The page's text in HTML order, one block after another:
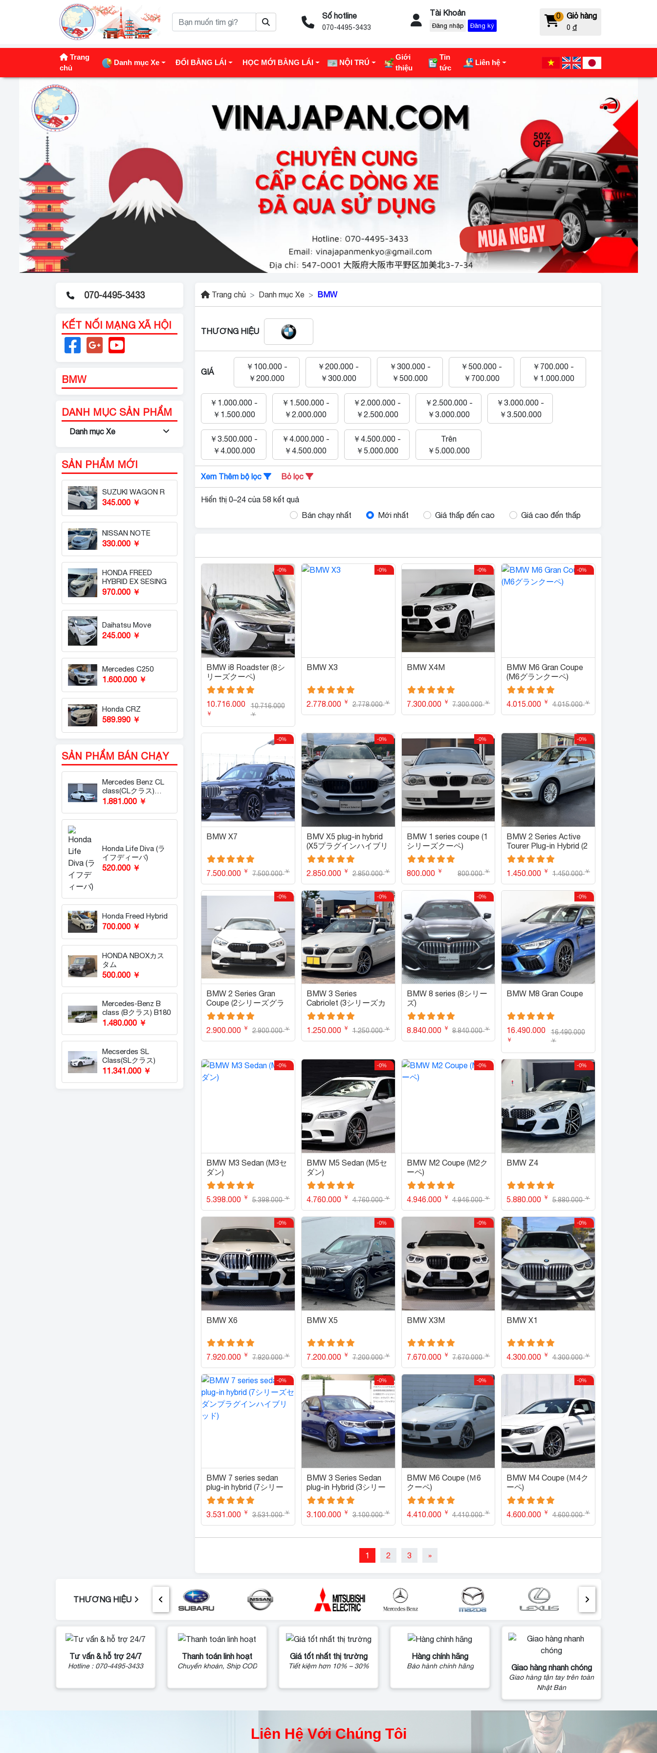
Số hotline
070-4495-3433
Tài Khoản
Đăng nhập Đăng ký
0 Giỏ hàng
0 đ
Trang
chủ
Danh mục Xe ĐỔI BẰNG LÁI HỌC MỚI BẰNG LÁI NỘI TRÚ
Giới
thiệu
Tin
tức
Liên hệ
KẾT NỐI MẠNG XÃ HỘI
BMW
DANH MỤC SẢN PHẨM
Danh mục Xe
SẢN PHẨM MỚI
SUZUKI WAGON R
345.000 ￥
NISSAN NOTE
330.000 ￥
HONDA FREED
HYBRID EX SESING
970.000 ￥
Daihatsu Move
245.000 ￥
Mercedes C250
1.600.000 ￥
Honda CRZ
589.990 ￥
SẢN PHẨM BÁN CHẠY
Mercedes Benz CL
class(CLクラス)
CL600
1.881.000 ￥
Honda Life Diva (ラ
イフディーバ)
520.000 ￥
Honda Freed Hybrid
700.000 ￥
HONDA NBOXカス
タム
500.000 ￥
Mercedes-Benz B
class (Bクラス) B180
1.480.000 ￥
Mecserdes SL
Class(SLクラス)
11.341.000 ￥
Trang chủ Danh mục Xe BMW
THƯƠNG HIỆU
GIÁ
￥100.000 -
￥200.000
￥200.000 -
￥300.000
￥300.000 -
￥500.000
￥500.000 -
￥700.000
￥700.000 -
￥1.000.000
￥1.000.000 -
￥1.500.000
￥1.500.000 -
￥2.000.000
￥2.000.000 -
￥2.500.000
￥2.500.000 -
￥3.000.000
￥3.000.000 -
￥3.500.000
￥3.500.000 -
￥4.000.000
￥4.000.000 -
￥4.500.000
￥4.500.000 -
￥5.000.000
Trên
￥5.000.000
Xem Thêm bộ lọc Bỏ lọc
Hiển thị 0–24 của 58 kết quả
Bán chạy nhất
Mới nhất Giá thấp đến cao Giá cao đến thấp
-0%
BMW i8 Roadster (8シ
リーズクーペ)
10.716.000
￥
10.716.000
￥
-0%
BMW X3
2.778.000￥
2.778.000 ￥
-0%
BMW X4M
7.300.000￥
7.300.000 ￥
-0%
BMW M6 Gran Coupe
(M6グランクーペ)
4.015.000￥
4.015.000 ￥
-0%
BMW X7
7.500.000￥
7.500.000 ￥
-0%
BMV X5 plug-in hybrid
(X5プラグインハイブリ
ッド)
2.850.000￥
2.850.000 ￥
-0%
BMW 1 series coupe (1
シリーズクーペ)
800.000￥
800.000 ￥
-0%
BMW 2 Series Active
Tourer Plug-in Hybrid (2
シリーズアクティブツ
アラープラグインハイ
ブリッド)
1.450.000￥
1.450.000 ￥
-0%
BMW 2 Series Gran
Coupe (2シリーズグラ
ンクーペ)
2.900.000￥
2.900.000 ￥
-0%
BMW 3 Series
Cabriolet (3シリーズカ
ブリオレ)
1.250.000￥
1.250.000 ￥
-0%
BMW 8 series (8シリー
ズ)
8.840.000￥
8.840.000 ￥
-0%
BMW M8 Gran Coupe
16.490.000
￥
16.490.000
￥
-0%
BMW M3 Sedan (M3セ
ダン)
5.398.000￥
5.398.000 ￥
-0%
BMW M5 Sedan (M5セ
ダン)
4.760.000￥
4.760.000 ￥
-0%
BMW M2 Coupe (M2ク
ーペ)
4.946.000￥
4.946.000 ￥
-0%
BMW Z4
5.880.000￥
5.880.000 ￥
-0%
BMW X6
7.920.000￥
7.920.000 ￥
-0%
BMW X5
7.200.000￥
7.200.000 ￥
-0%
BMW X3M
7.670.000￥
7.670.000 ￥
-0%
BMW X1
4.300.000￥
4.300.000 ￥
-0%
BMW 7 series sedan
plug-in hybrid (7シリー
ズセダンプラグインハ
イブリッド)
3.531.000￥
3.531.000 ￥
-0%
BMW 3 Series Sedan
plug-in Hybrid (3シリー
ズセダンプラグインハ
イブリッド)
3.100.000￥
3.100.000 ￥
-0%
BMW M6 Coupe (Ｍ6
クーペ)
4.410.000￥
4.410.000 ￥
-0%
BMW M4 Coupe (Ｍ4ク
ーペ)
4.600.000￥
4.600.000 ￥
1 2 3 »
THƯƠNG HIỆU
Tư vấn & hỗ trợ 24/7
Hotline : 070-4495-3433
Thanh toán linh hoạt
Chuyển khoản, Ship COD
Giá tốt nhất thị trường
Tiết kiệm hơn 10% – 30%
Hàng chính hãng
Bảo hành chính hãng Giao hàng nhanh chóng
Giao hàng tận tay trên toàn
Nhật Bản
Liên Hệ Với Chúng Tôi